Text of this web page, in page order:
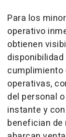
Para los
operativo
obtienen
cumplimiento
operativas,
del personal
instante y
benefician de